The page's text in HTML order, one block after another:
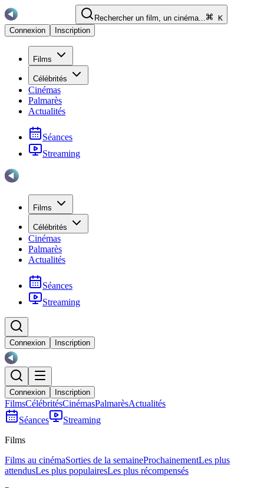
Rechercher un film, un cinéma...
K
Connexion
Inscription
Films
Célébrités
Cinémas
Palmarès
Actualités
Séances
Streaming
Films
Célébrités
Cinémas
Palmarès
Actualités
Séances
Streaming
Connexion Inscription
Connexion Inscription
FilmsCélébritésCinémasPalmarèsActualités
Séances
Streaming
Films
Films au cinémaSorties de la semaineProchainementLes plus
attendusLes plus populairesLes plus récompensés